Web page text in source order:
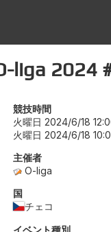
liga 2024
競技時間
火曜日 2024/6/18
火曜日 2024/6/18
主催者
O-liga
国
チェコ
イベント種別